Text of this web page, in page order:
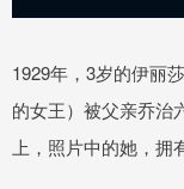
1929年，3岁的伊丽
的女王）被父亲乔治
上，照片中的她，拥